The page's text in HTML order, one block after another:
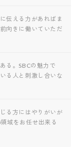
伝える力があればま
向きに働いていただ
る。SBCの魅力で
る人と刺激し合いな
る方にはやりがいが
域をお任せ出来る